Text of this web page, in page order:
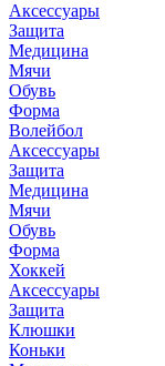
Аксессуары
Защита
Медицина
Мячи
Обувь
Форма
Волейбол
Аксессуары
Защита
Медицина
Мячи
Обувь
Форма
Хоккей
Аксессуары
Защита
Клюшки
Коньки